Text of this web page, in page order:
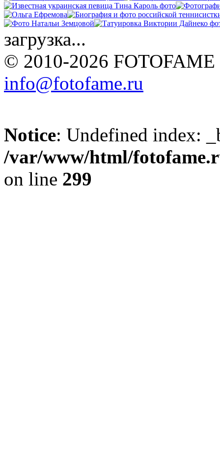
загрузка...
© 2010-2026 FOTOFAME
info@fotofame.ru
Notice: Undefined index:
/var/www/html/
on line 299